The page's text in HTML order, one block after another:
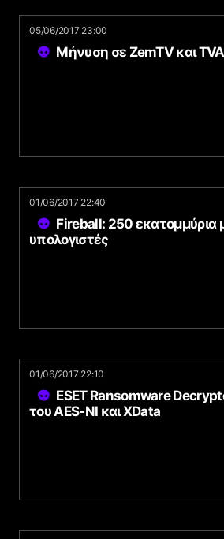
05/06/2017 23:00
Μήνυση σε ZemTV και
01/06/2017 22:40
Fireball: 250 εκατομμύρια
υπολογιστές
01/06/2017 22:10
ESET Ransomware
του AES-NI και XData